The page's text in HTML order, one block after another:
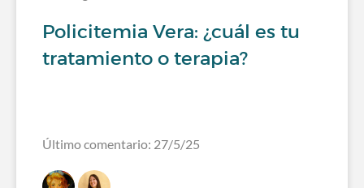
Policitemia Vera: ¿cuál es tu
tratamiento o terapia?
Último comentario: 27/5/25